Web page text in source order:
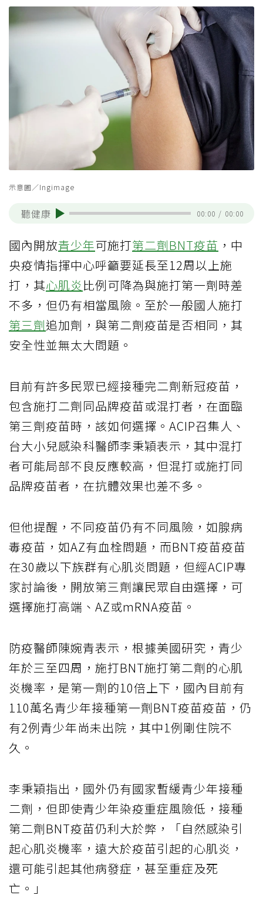
示意圖／Ingimage
聽健康 00:00 / 00:00
國內開放青少年可施打第二劑BNT疫苗 ，中
央疫情指揮中心呼籲要延長至12周以上施
打，其心肌炎比例可降為與施打第一劑時差
不多，但仍有相當風險。至於一般國人施打
第三劑追加劑，與第二劑疫苗是否相同，其
安全性並無太大問題。
目前有許多民眾已經接種完二劑新冠疫苗，
包含施打二劑同品牌疫苗或混打者，在面臨
第三劑疫苗時，該如何選擇。ACIP召集人、
台大小兒感染科醫師李秉穎表示，其中混打
者可能局部不良反應較高，但混打或施打同
品牌疫苗者，在抗體效果也差不多。
但他提醒，不同疫苗仍有不同風險，如腺病
毒疫苗，如AZ有血栓問題，而BNT疫苗疫苗
在30歲以下族群有心肌炎問題，但經ACIP專
家討論後，開放第三劑讓民眾自由選擇，可
選擇施打高端、AZ或mRNA疫苗。
防疫醫師陳婉青表示，根據美國研究，青少
年於三至四周，施打BNT施打第二劑的心肌
炎機率，是第一劑的10倍上下，國內目前有
110萬名青少年接種第一劑BNT疫苗疫苗，仍
有2例青少年尚未出院，其中1例剛住院不
久。
李秉穎指出，國外仍有國家暫緩青少年接種
二劑，但即使青少年染疫重症風險低，接種
第二劑BNT疫苗仍利大於弊，「自然感染引
起心肌炎機率，遠大於疫苗引起的心肌炎，
還可能引起其他病發症，甚至重症及死
亡。」